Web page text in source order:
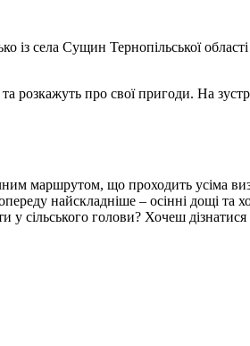
із села Сущин Тернопільської
розкажуть про свої пригоди. На
маршрутом, що проходить усіма
найскладніше – осінні дощі та
сільського голови? Хочеш